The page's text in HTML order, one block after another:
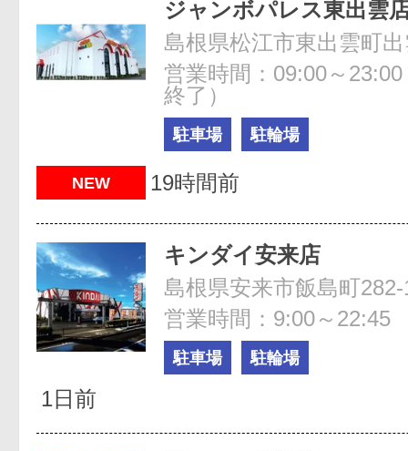
ジャンボパレス東出雲
島根県松江市東出雲町
営業時間：09:00～
終了）
駐車場 駐輪場
NEW 19時間前
キンダイ安来店
島根県安来市飯島町282-
営業時間：9:00～22:45
駐車場 駐輪場
1日前